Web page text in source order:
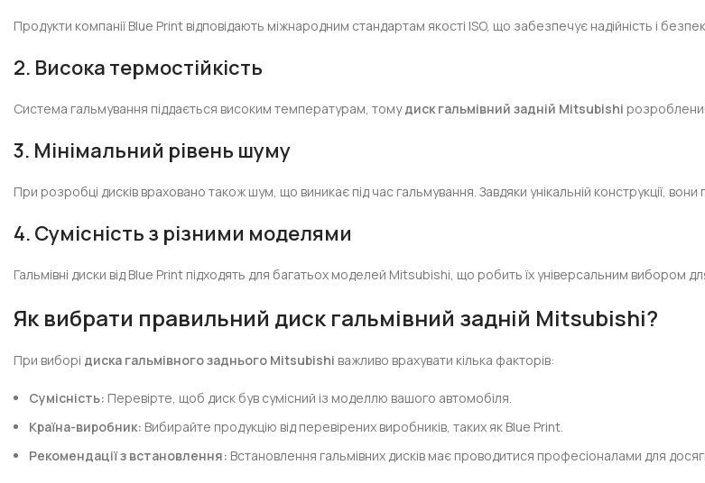
Продукти компанії Blue Print відповідають міжнародним стандартам якості ISO, що забезпечує надійність і
2. Висока термостійкість
Система гальмування піддається високим температурам, томудиск гальмівний задній Mitsubishi
3. Мінімальний рівень шуму
При розробці дисків враховано також шум, що виникає під час гальмування. Завдяки унікальній конструкції,
4. Сумісність з різними моделями
Гальмівні диски від Blue Print підходять для багатьох моделей Mitsubishi, що робить їх універсальним вибором
Як вибрати правильний диск гальмівний задній Mitsubishi?
При виборі диска гальмівного заднього Mitsubishi важливо врахувати кілька факторів:
Сумісність: Перевірте, щоб диск був сумісний із моделлю вашого автомобіля.
Країна-виробник: Вибирайте продукцію від перевірених виробників, таких як Blue Print.
Рекомендації з встановлення: Встановлення гальмівних дисків має проводитися професіоналами для